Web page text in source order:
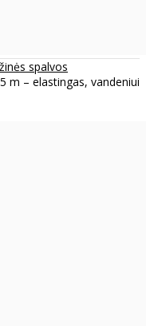
spalvos
m – elastingas, vandeniui